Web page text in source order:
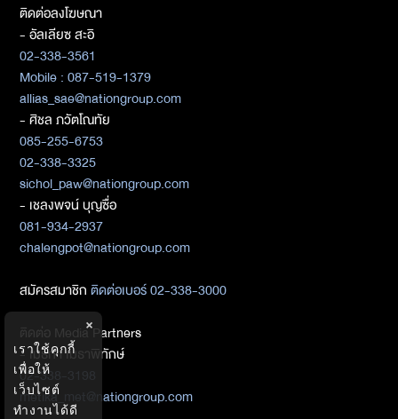
ติดต่อลงโฆษณา
- อัลเลียซ สะอิ
02-338-3561
Mobile : 087-519-1379
allias_sae@nationgroup.com
- ศิชล ภวัตโณทัย
085-255-6753
02-338-3325
sichol_paw@nationgroup.com
- เชลงพจน์ บุญซื่อ
081-934-2937
chalengpot@nationgroup.com
สมัครสมาชิกติดต่อเบอร์ 02-338-3000
ติดต่อ Media Partners
- เมธิกา เมธาพิทักษ์
02-338-3198
metika_met@nationgroup.com
×
เราใช้คุกกี้
เพื่อให้
เว็บไซต์
ทำงานได้ดี